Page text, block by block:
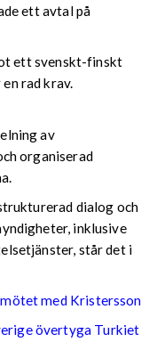
ett avtal på
ett svenskt-finskt
rad krav.
av
organiserad
dialog och
inklusive
står det i
med Kristersson
övertyga Turkiet